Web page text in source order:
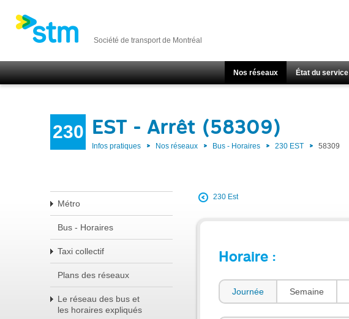
Société de transport de Montréal
Nos réseaux État du service
230 EST - Arrêt (58309)
Infos pratiques Nos réseaux Bus - Horaires 230 EST 58309
Métro
Bus - Horaires
Taxi collectif
Plans des réseaux
Le réseau des bus et
les horaires expliqués
230 Est
Horaire :
Journée Semaine